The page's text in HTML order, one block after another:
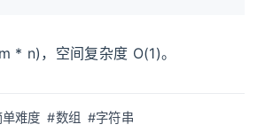
* n)，空间复杂度 O(1)。
难度 #数组 #字符串